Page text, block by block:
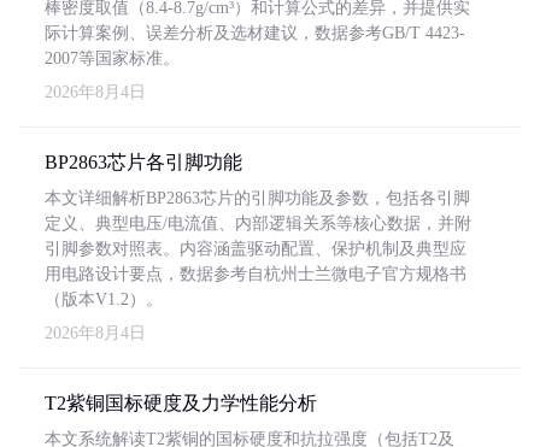
棒密度取值（8.4-8.7g/cm³）和计算公式的差异，并提供实
际计算案例、误差分析及选材建议，数据参考GB/T 4423-
2007等国家标准。
2026年8月4日
BP2863芯片各引脚功能
本文详细解析BP2863芯片的引脚功能及参数，包括各引脚
定义、典型电压/电流值、内部逻辑关系等核心数据，并附
引脚参数对照表。内容涵盖驱动配置、保护机制及典型应
用电路设计要点，数据参考自杭州士兰微电子官方规格书
（版本V1.2）。
2026年8月4日
T2紫铜国标硬度及力学性能分析
本文系统解读T2紫铜的国标硬度和抗拉强度（包括T2及